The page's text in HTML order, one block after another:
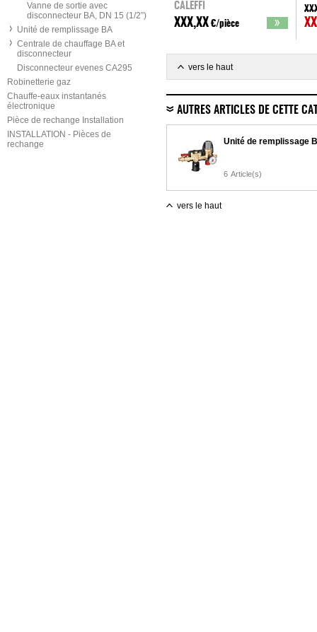
Vanne de sortie avec
disconnecteur BA, DN 15 (1/2”)
Unité de remplissage BA
Centrale de chauffage BA et
disconnecteur
Disconnecteur evenes CA295
Robinetterie gaz
Chauffe-eaux instantanés
électronique
Pièce de rechange Installation
INSTALLATION - Pièces de
rechange
CALEFFI
XXX,XX €/pièce
vers le haut
AUTRES ARTICLES DE CETTE
Unité de remplissage
6 Article(s)
vers le haut